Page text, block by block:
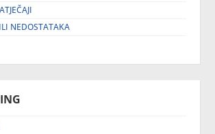
NEDOSTATAKA